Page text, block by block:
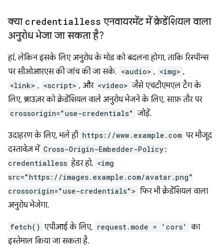
क्या credentialless एनवायरमेंट में क्रेडेंशियल वाला
अनुरोध भेजा जा सकता है?
हां, लेकिन इसके लिए अनुरोध के मोड को बदलना होगा, ताकि रिस्पॉन्स
पर सीओआरएस की जांच की जा सके. <audio> , <img> ,
<link> , <script> , और <video> जैसे एचटीएमएल टैग के
लिए, ब्राउज़र को क्रेडेंशियल वाले अनुरोध भेजने के लिए, साफ़ तौर पर
crossorigin="use-credentials" जोड़ें.
उदाहरण के लिए, भले ही https://www.example.com पर मौजूद
दस्तावेज़ में Cross-Origin-Embedder-Policy:
credentialless हेडर हो, <img
src="https://images.example.com/avatar.png"
crossorigin="use-credentials"> फिर भी क्रेडेंशियल वाला
अनुरोध भेजेगा.
fetch() एपीआई के लिए, request.mode = 'cors' का
इस्तेमाल किया जा सकता है.